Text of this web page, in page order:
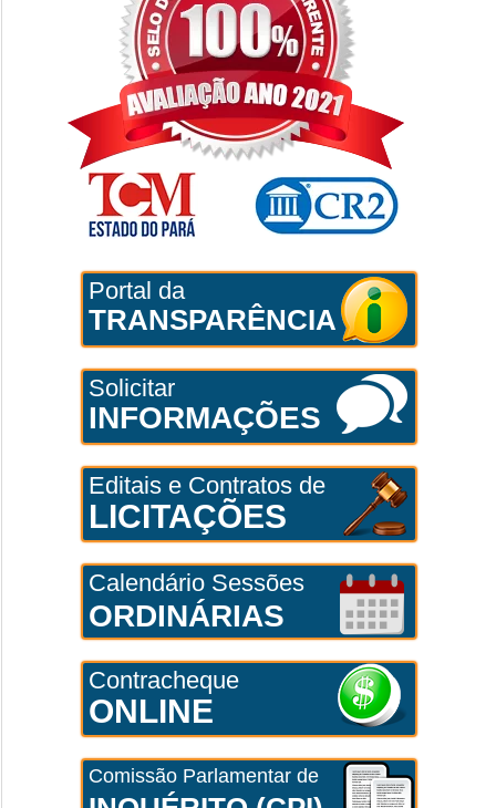
Portal da
TRANSPARÊNCIA
Solicitar
INFORMAÇÕES
Editais e Contratos de
LICITAÇÕES
Calendário Sessões
ORDINÁRIAS
Contracheque
ONLINE
Comissão Parlamentar de